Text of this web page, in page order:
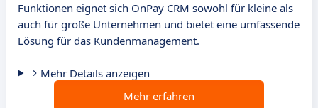
Funktionen eignet sich OnPay CRM sowohl für kleine als
auch für große Unternehmen und bietet eine umfassende
Lösung für das Kundenmanagement.
Mehr Details anzeigen
Mehr erfahren